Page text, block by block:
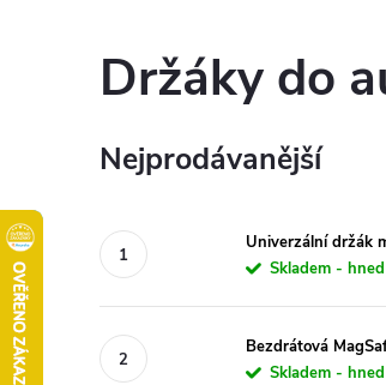
Držáky do
Nejprodávanější
Univerzální držák
Skladem -
Bezdrátová
Skladem -